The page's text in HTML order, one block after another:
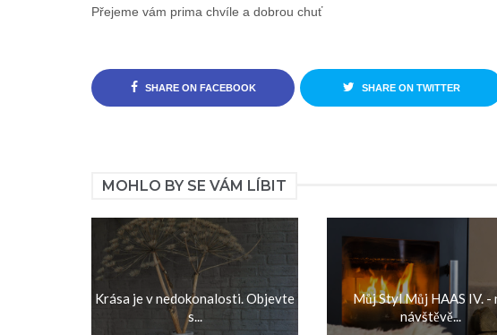
Přejeme vám prima chvíle a dobrou chuť
SHARE ON FACEBOOK SHARE ON TWITTER
MOHLO BY SE VÁM LÍBIT
Krása je v nedokonalosti. Objevte
s...
Můj Styl Můj HAAS IV. -
návštěvě...